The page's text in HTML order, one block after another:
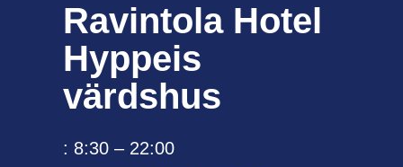
Ravintola Hotel
Hyppeis
värdshus
: 8:30 – 22:00